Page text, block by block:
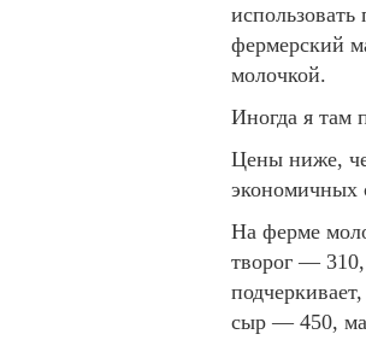
фермерский
молочкой.
Иногда я там
Цены ниже,
экономичных
На ферме
творог —
сыр — 450,